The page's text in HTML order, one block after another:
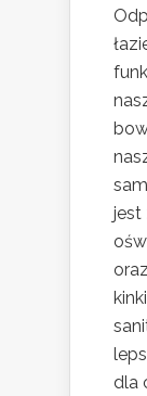
jest
dla